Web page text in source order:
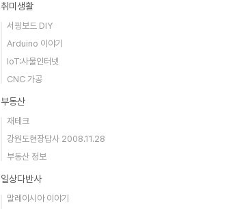
취미생활
서핑보드 DIY
Arduino 이야기
IoT:사물인터넷
CNC 가공
부동산
재테크
강원도현장답사 2008.11.28
부동산 정보
일상다반사
말레이시아 이야기